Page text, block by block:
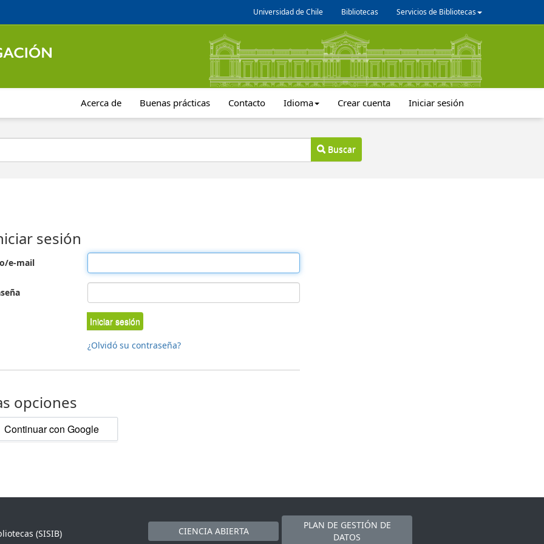
Universidad de Chile Bibliotecas Servicios de Bibliotecas
Acerca de Buenas prácticas Contacto Idioma Crear cuenta Iniciar sesión
Buscar
sesión
e-mail
Iniciar sesión
¿Olvidó su contraseña?
opciones
Continuar con Google
(SISIB)
CIENCIA ABIERTA
PLAN DE GESTIÓN DE
DATOS